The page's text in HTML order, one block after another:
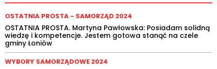
OSTATNIA PROSTA - SAMORZĄD 2024
OSTATNIA PROSTA. Martyna Pawłowska: Posiadam solidną
wiedzę i kompetencje. Jestem gotowa stanąć na czele
gminy Łoniów
WYBORY SAMORZĄDOWE 2024